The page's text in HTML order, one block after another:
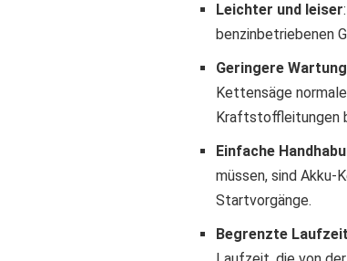
Leichter und leiser
benzinbetriebenen
Geringere Wartung
Kettensäge
Kraftstoffleitungen
Einfache
müssen, sind Akku-
Startvorgänge.
Begrenzte Laufzeit